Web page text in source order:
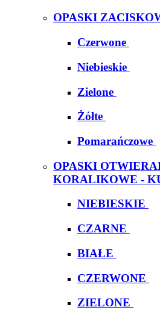
OPASKI
Czerwone
Niebieskie
Zielone
Żółte
Pomarańczowe
OPASKI
KORALIKOWE -
NIEBIESKIE
CZARNE
BIAŁE
CZERWONE
ZIELONE